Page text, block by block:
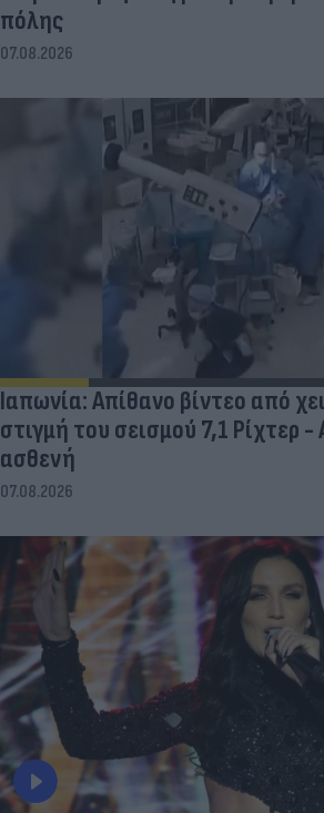
πόλης
07.08.2026
Ιαπωνία: Απίθανο βίντεο από
στιγμή του σεισμού 7,1 Ρίχτερ
ασθενή
07.08.2026